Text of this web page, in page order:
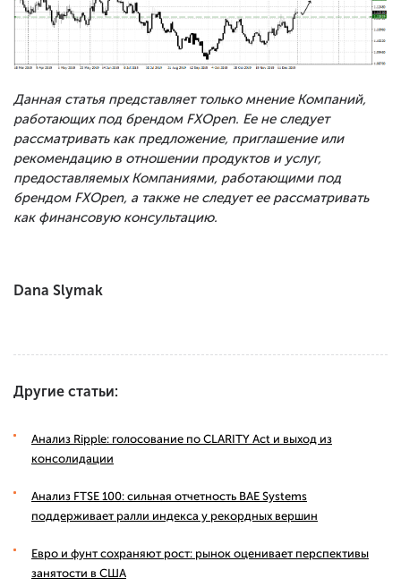
Данная статья представляет только мнение Компаний,
работающих под брендом FXOpen. Ее не следует
рассматривать как предложение, приглашение или
рекомендацию в отношении продуктов и услуг,
предоставляемых Компаниями, работающими под
брендом FXOpen, а также не следует ее рассматривать
как финансовую консультацию.
Dana Slymak
Другие статьи:
Анализ Ripple: голосование по CLARITY Act и выход из
консолидации
Анализ FTSE 100: сильная отчетность BAE Systems
поддерживает ралли индекса у рекордных вершин
Евро и фунт сохраняют рост: рынок оценивает перспективы
занятости в США